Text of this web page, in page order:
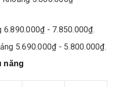
6.890.000₫ - 7.850.000₫.
5.690.000₫ - 5.800.000₫.
năng